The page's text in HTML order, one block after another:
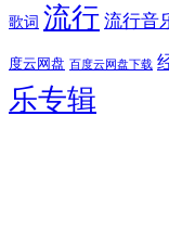
歌词 流行 流行音
度云网盘 百度云网盘下载
乐专辑